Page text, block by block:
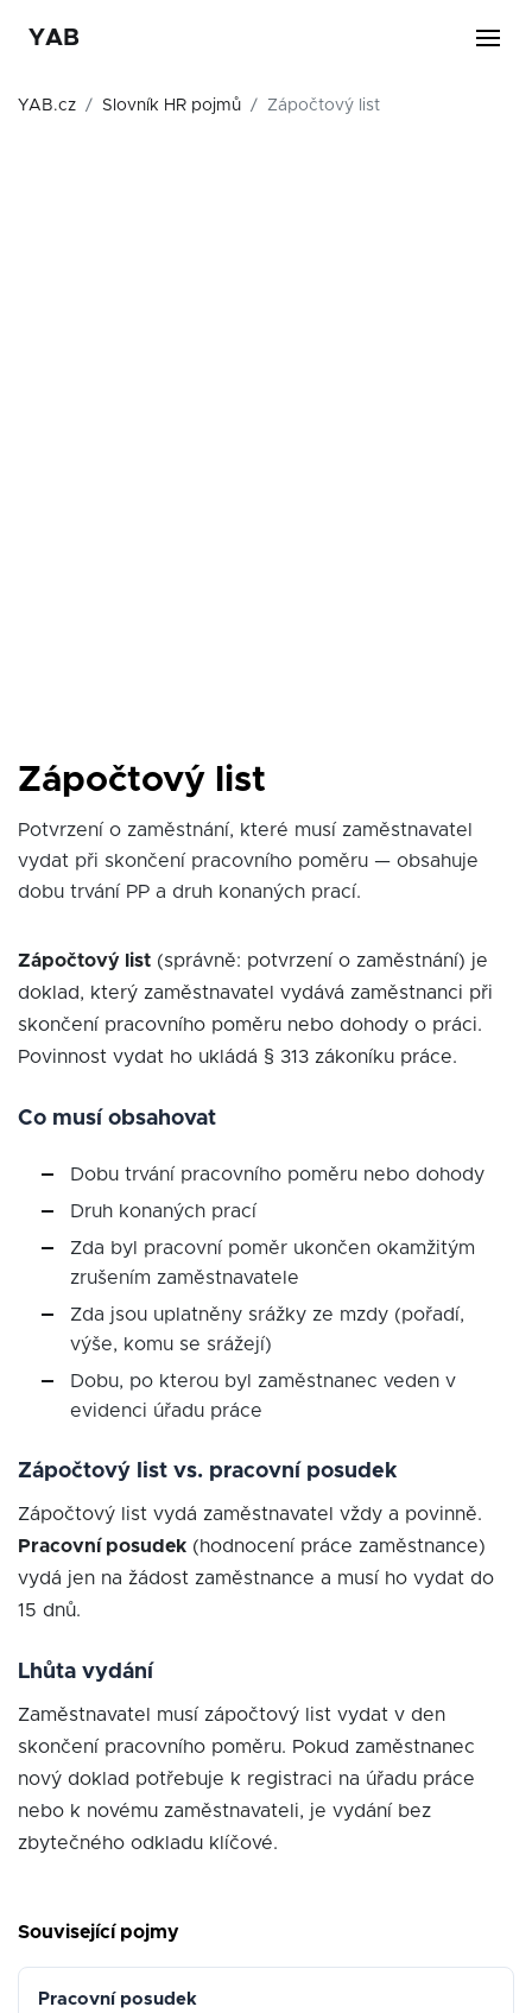
YAB
YAB.cz Slovník HR pojmů Zápočtový list
Zápočtový list
Potvrzení o zaměstnání, které musí zaměstnavatel
vydat při skončení pracovního poměru — obsahuje
dobu trvání PP a druh konaných prací.
Zápočtový list (správně: potvrzení o zaměstnání) je
doklad, který zaměstnavatel vydává zaměstnanci při
skončení pracovního poměru nebo dohody o práci.
Povinnost vydat ho ukládá § 313 zákoníku práce.
Co musí obsahovat
Dobu trvání pracovního poměru nebo dohody
Druh konaných prací
Zda byl pracovní poměr ukončen okamžitým
zrušením zaměstnavatele
Zda jsou uplatněny srážky ze mzdy (pořadí,
výše, komu se srážejí)
Dobu, po kterou byl zaměstnanec veden v
evidenci úřadu práce
Zápočtový list vs. pracovní posudek
Zápočtový list vydá zaměstnavatel vždy a povinně.
Pracovní posudek (hodnocení práce zaměstnance)
vydá jen na žádost zaměstnance a musí ho vydat do
15 dnů.
Lhůta vydání
Zaměstnavatel musí zápočtový list vydat v den
skončení pracovního poměru. Pokud zaměstnanec
nový doklad potřebuje k registraci na úřadu práce
nebo k novému zaměstnavateli, je vydání bez
zbytečného odkladu klíčové.
Související pojmy
Pracovní posudek